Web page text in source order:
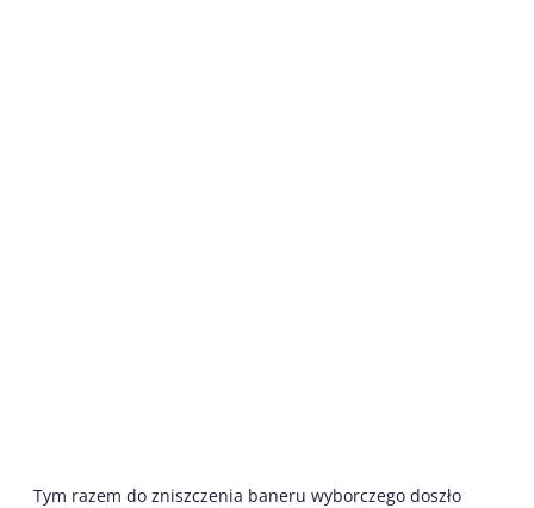
Tym razem do zniszczenia baneru wyborczego doszło